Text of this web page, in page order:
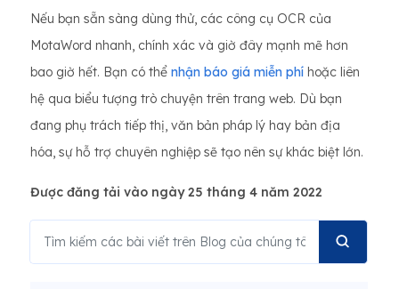
Nếu bạn sẵn sàng dùng thử, các công cụ OCR của
MotaWord nhanh, chính xác và giờ đây mạnh mẽ hơn
bao giờ hết. Bạn có thể nhận báo giá miễn phí hoặc liên
hệ qua biểu tượng trò chuyện trên trang web. Dù bạn
đang phụ trách tiếp thị, văn bản pháp lý hay bản địa
hóa, sự hỗ trợ chuyên nghiệp sẽ tạo nên sự khác biệt lớn.
Được đăng tải vào ngày 25 tháng 4 năm 2022